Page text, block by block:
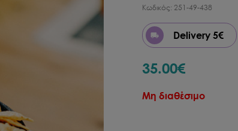
Κωδικός: 251-49-438
Delivery 5€
35.00€
Μη διαθέσιμο